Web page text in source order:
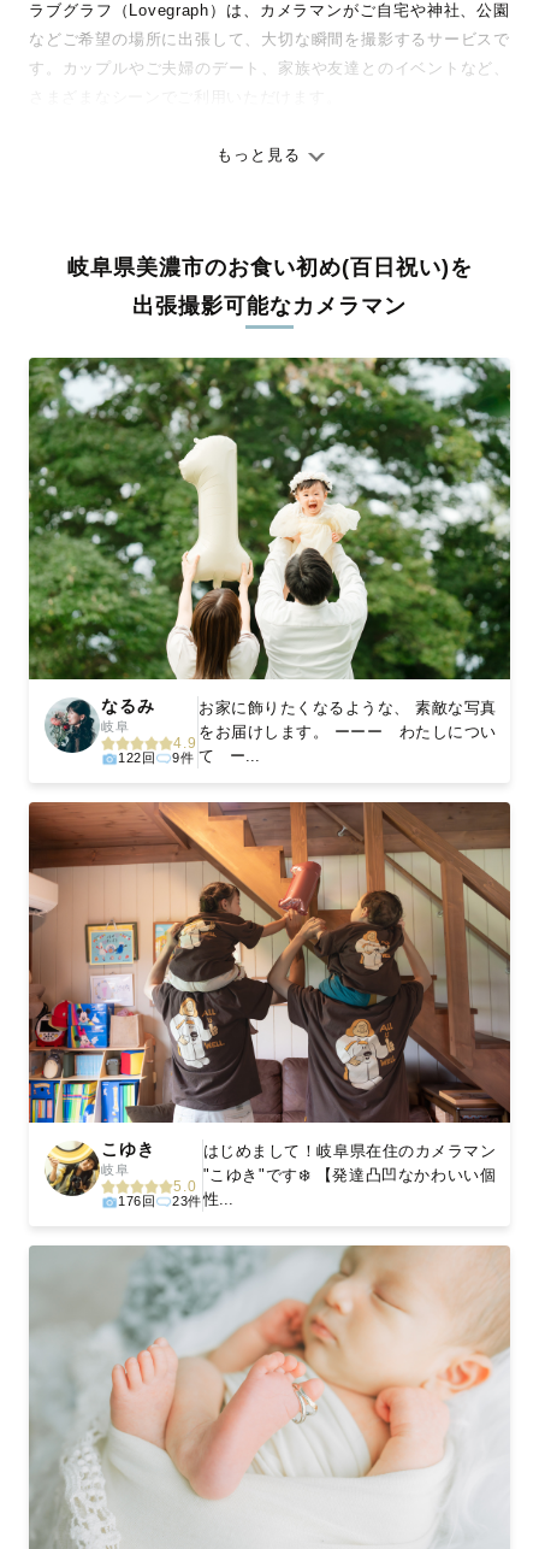
ラブグラフ（Lovegraph）は、カメラマンがご自宅や神社、公園
などご希望の場所に出張して、大切な瞬間を撮影するサービスで
す。カップルやご夫婦のデート、家族や友達とのイベントなど、
ありのままの空気感を大切に、何十年経っても見返したくなるよ
料金は全国どこでも一律。わかりやすく安心の価格設定です。オ
リジナルの研修と厳正な審査に合格し、撮影技術やホスピタリテ
ィを身につけたプロのカメラマンが全国47都道府県に在籍してい
験をお届けします。
丁寧なレタッチで思い出を美しく仕上げます
撮影後は、独自の編集技術で写真の明るさや色合いを丁寧に調
整。自然な雰囲気を残しつつも、おしゃれで洗練された仕上がり
に。きっと「こんな写真を撮ってほしかった！」と思える一枚に
出会えます。まずは、ラブグラフの撮影事例をご覧ください。
もっと見る
岐阜県美濃市のお食い初め(百日祝い)を
出張撮影可能なカメラマン
なるみ
岐阜
4.9
122回 9件
お家に飾りたくなるような、 素敵な写真
をお届けします。 ーーー わたしについ
て ー...
こゆき
岐阜
5.0
176回 23件
はじめまして！岐阜県在住のカメラマン
"こゆき"です❄️ 【発達凸凹なかわいい個
性...